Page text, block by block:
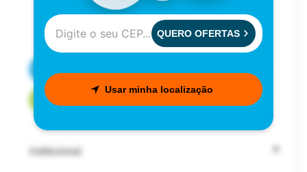
Institucional
QUERO OFERTAS
Usar minha localização